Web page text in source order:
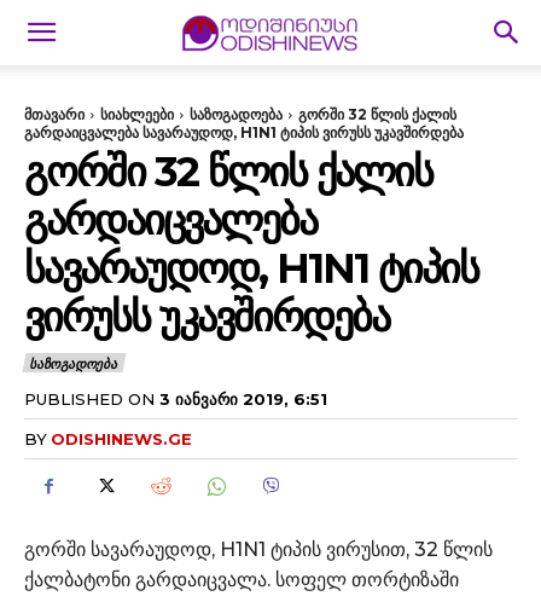
მთავარი სიახლეები საზოგადოება
გორში 32 წლის ქალის
გარდაიცვალება სავარაუდოდ, H1N1 ტიპის ვირუსს უკავშირდება
ᲒᲝᲠᲨᲘ 32 ᲬᲚᲘᲡ ᲥᲐᲚᲘᲡ
ᲒᲐᲠᲓᲐᲘᲪᲕᲐᲚᲔᲑᲐ
ᲡᲐᲕᲐᲠᲐᲣᲓᲝᲓ, H1N1 ᲢᲘᲞᲘᲡ
ᲕᲘᲠᲣᲡᲡ ᲣᲙᲐᲕᲨᲘᲠᲓᲔᲑᲐ
ᲡᲐᲖᲝᲒᲐᲓᲝᲔᲑᲐ
PUBLISHED ON 3 ᲘᲐᲜᲕᲐᲠᲘ 2019, 6:51
BY ODISHINEWS.GE
გორში სავარაუდოდ, H1N1 ტიპის ვირუსით, 32 წლის
ქალბატონი გარდაიცვალა. სოფელ თორტიზაში